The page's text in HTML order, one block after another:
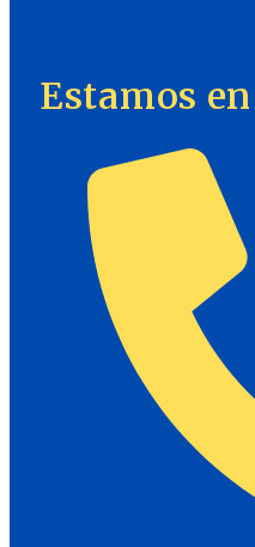
Estamos